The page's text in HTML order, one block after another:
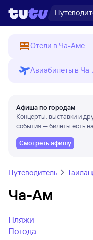
Отели в Ча-Аме
Авиабилеты в
Афиша по городам
Концерты, выставки и
события — билеты есть
Смотреть афишу
Путеводитель
Ча-Ам
Пляжи
Погода